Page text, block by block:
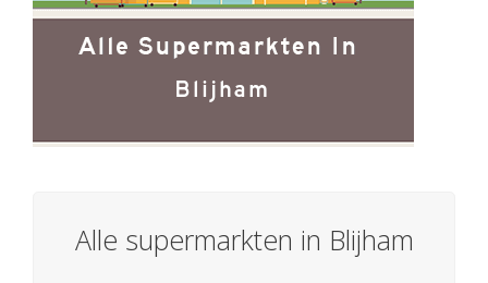
Alle supermarkten in Blijham